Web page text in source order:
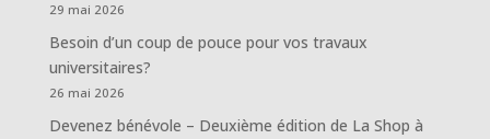
29 mai 2026
Besoin d’un coup de pouce pour vos travaux
universitaires?
26 mai 2026
Devenez bénévole – Deuxième édition de La Shop à